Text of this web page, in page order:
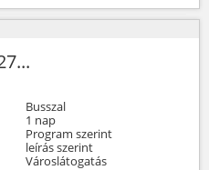
Busszal
1 nap
Program szerint
leírás szerint
Városlátogatás